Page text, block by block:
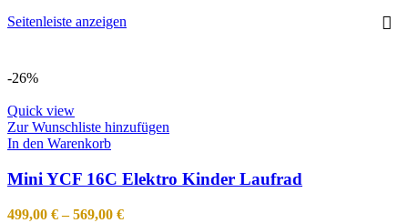
Seitenleiste anzeigen
-26%
Quick view
Zur Wunschliste hinzufügen
In den Warenkorb
Mini YCF 16C Elektro Kinder Laufrad
499,00 €–569,00 €